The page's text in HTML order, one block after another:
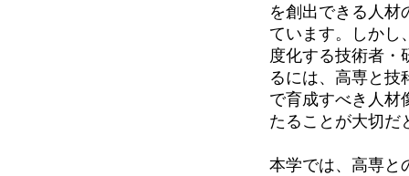
を創出できる人材
ています。しかし
度化する技術者・
るには、高専と技
で育成すべき人材
たることが大切だ
本学では、高専と